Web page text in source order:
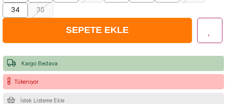
34
35
Tükeniyor
İstek Listeme Ekle
Kargo Bedava